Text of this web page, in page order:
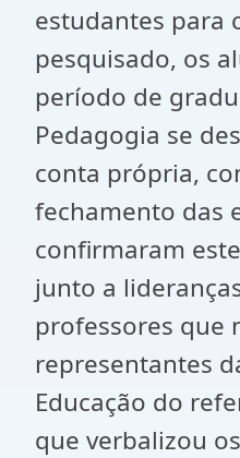
estudantes para
pesquisado, os
período de
Pedagogia se
conta própria,
fechamento das
confirmaram
junto a
professores que
representantes
Educação do
que verbalizou